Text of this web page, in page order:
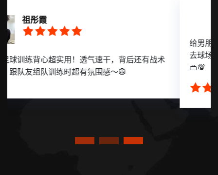
给男朋友买的足球周边背包，他说容量大还防水，背
去球场看球超方便，颜值也在线，安利给所有球迷！